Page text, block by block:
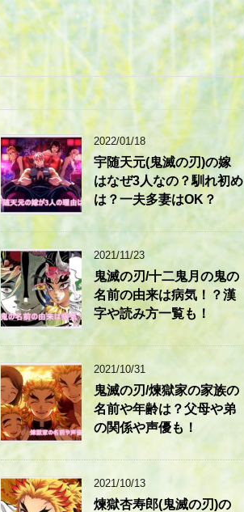
2022/01/18
宇随天元(鬼滅の刃)の嫁
はなぜ3人なの？馴れ初め
は？一夫多妻はOK？
2021/11/23
鬼滅の刃/十二鬼月の鬼の
名前の由来は病気！？漢
字や読み方一覧も！
2021/10/31
鬼滅の刃/煉獄家の家族の
名前や年齢は？父母や弟
の関係や声優も！
2021/10/13
煉獄杏寿郎(鬼滅の刃)の